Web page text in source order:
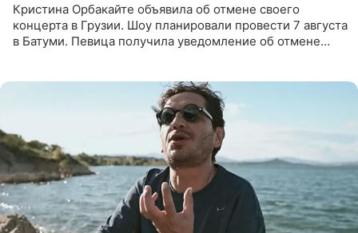
Кристина Орбакайте объявила об отмене своего
концерта в Грузии. Шоу планировали провести 7 августа
в Батуми. Певица получила уведомление об отмене